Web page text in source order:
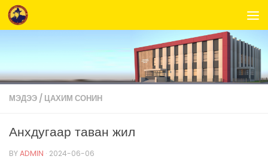
Skip to content
МЭДЭЭ / ЦАХИМ СОНИН
Анхдугаар таван жил
BYADMIN · 2024-06-06